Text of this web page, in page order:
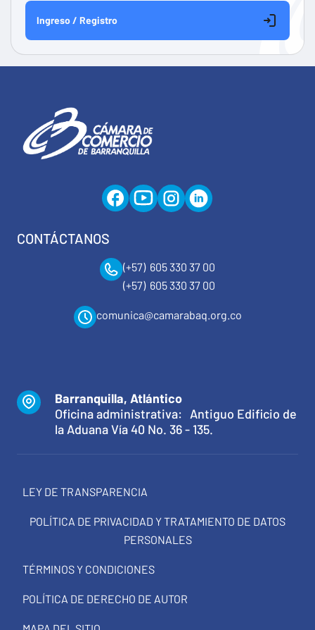
Ingreso / Registro
CONTÁCTANOS
(+57) 605 330 37 00
(+57) 605 330 37 00
comunica@camarabaq.org.co
Barranquilla, Atlántico
Oficina administrativa: Antiguo Edificio de
la Aduana Vía 40 No. 36 - 135.
LEY DE TRANSPARENCIA
POLÍTICA DE PRIVACIDAD Y TRATAMIENTO DE DATOS
PERSONALES
TÉRMINOS Y CONDICIONES
POLÍTICA DE DERECHO DE AUTOR